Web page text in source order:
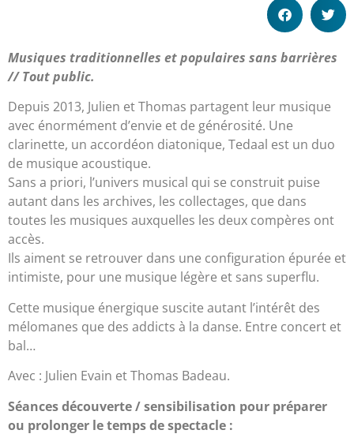
Musiques traditionnelles et populaires sans barrières
// Tout public.
Depuis 2013, Julien et Thomas partagent leur musique
avec énormément d’envie et de générosité. Une
clarinette, un accordéon diatonique, Tedaal est un duo
de musique acoustique.
Sans a priori, l’univers musical qui se construit puise
autant dans les archives, les collectages, que dans
toutes les musiques auxquelles les deux compères ont
accès.
Ils aiment se retrouver dans une configuration épurée et
intimiste, pour une musique légère et sans superflu.
Cette musique énergique suscite autant l’intérêt des
mélomanes que des addicts à la danse. Entre concert et
bal…
Avec : Julien Evain et Thomas Badeau.
Séances découverte / sensibilisation pour préparer
ou prolonger le temps de spectacle :